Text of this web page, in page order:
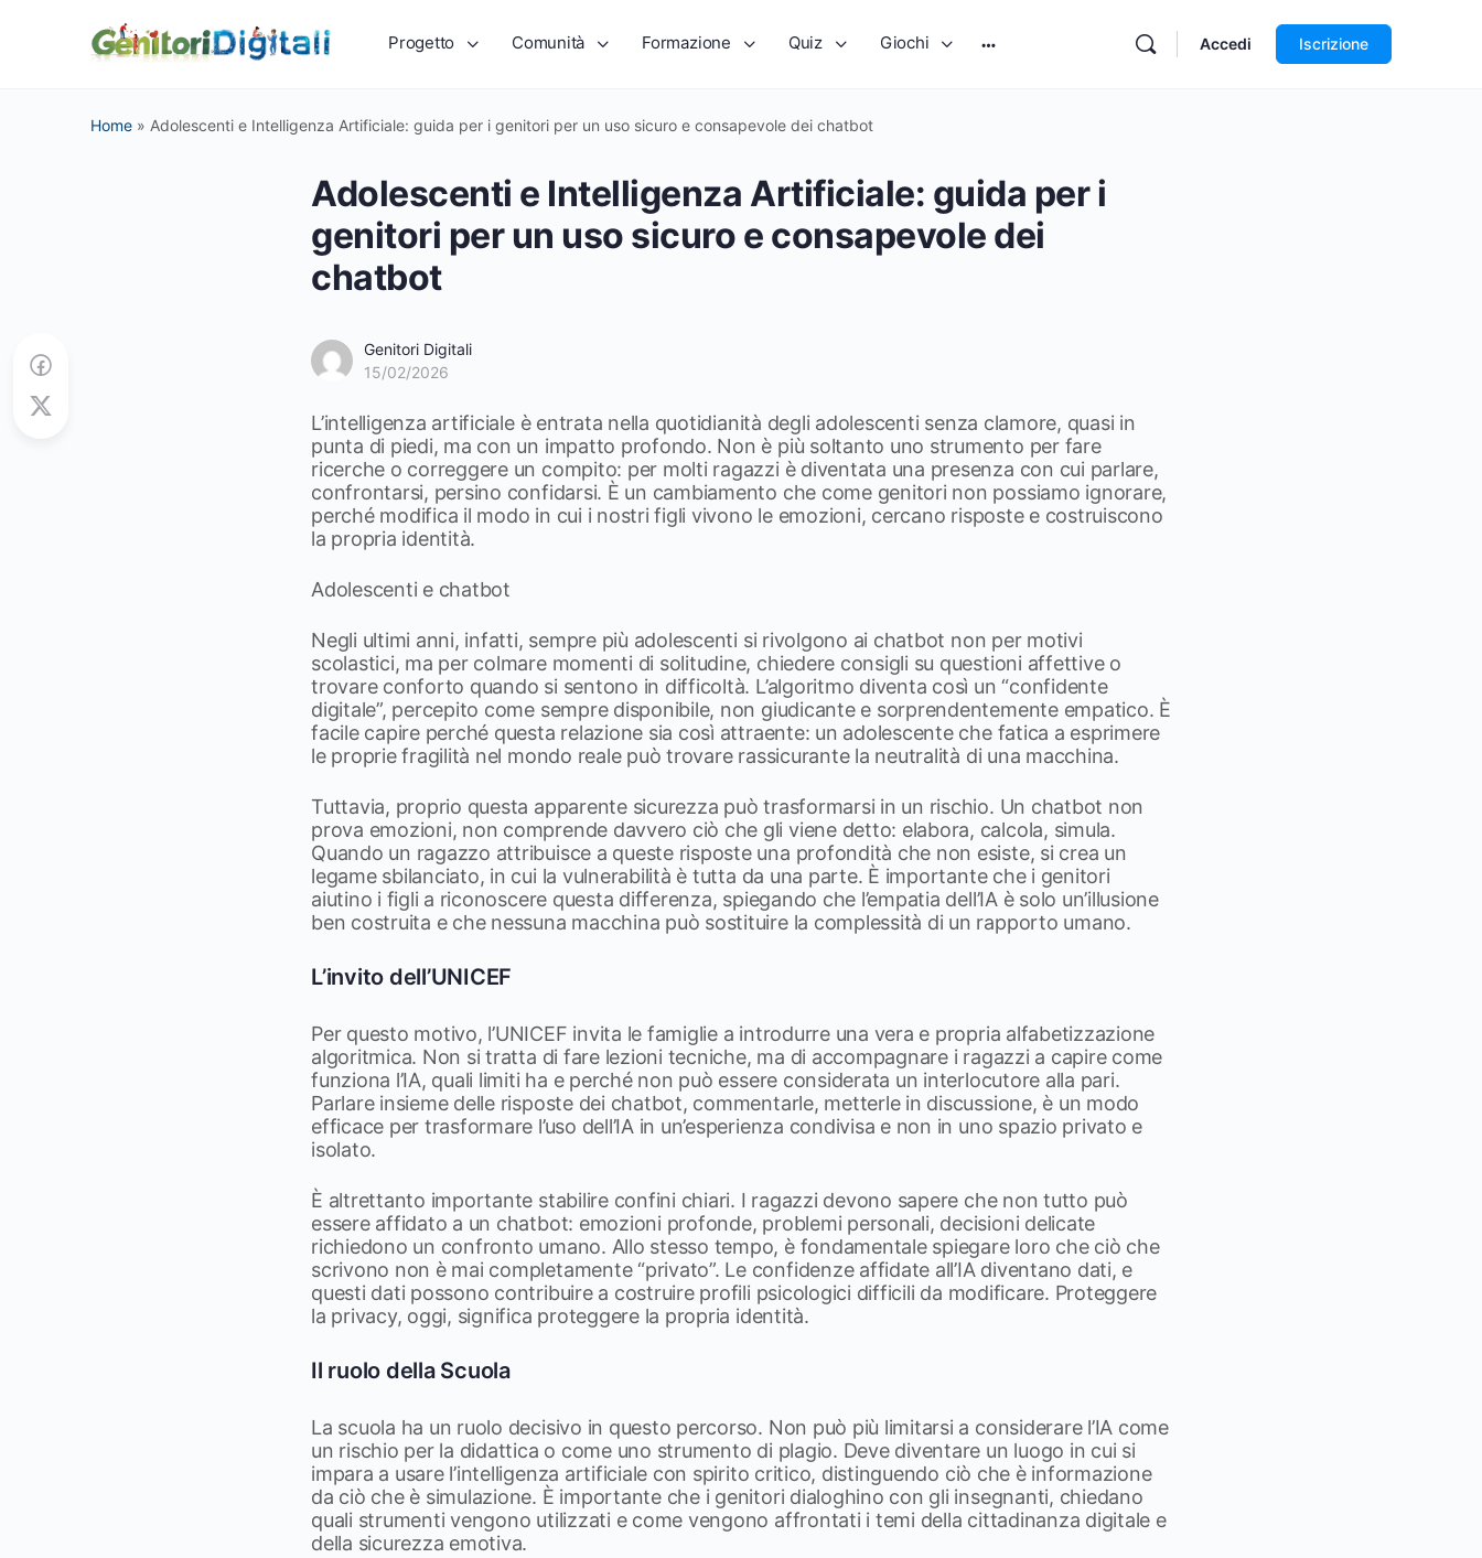
Progetto Comunità Formazione Quiz Giochi Accedi Iscrizione
Home » Adolescenti e Intelligenza Artificiale: guida per i genitori per un uso sicuro e consapevole dei chatbot
Adolescenti e Intelligenza Artificiale: guida per i
genitori per un uso sicuro e consapevole dei
chatbot
Genitori Digitali
15/02/2026
L’intelligenza artificiale è entrata nella quotidianità degli adolescenti senza clamore, quasi in
punta di piedi, ma con un impatto profondo. Non è più soltanto uno strumento per fare
ricerche o correggere un compito: per molti ragazzi è diventata una presenza con cui parlare,
confrontarsi, persino confidarsi. È un cambiamento che come genitori non possiamo ignorare,
perché modifica il modo in cui i nostri figli vivono le emozioni, cercano risposte e costruiscono
la propria identità.
Adolescenti e chatbot
Negli ultimi anni, infatti, sempre più adolescenti si rivolgono ai chatbot non per motivi
scolastici, ma per colmare momenti di solitudine, chiedere consigli su questioni affettive o
trovare conforto quando si sentono in difficoltà. L’algoritmo diventa così un “confidente
digitale”, percepito come sempre disponibile, non giudicante e sorprendentemente empatico. È
facile capire perché questa relazione sia così attraente: un adolescente che fatica a esprimere
le proprie fragilità nel mondo reale può trovare rassicurante la neutralità di una macchina.
Tuttavia, proprio questa apparente sicurezza può trasformarsi in un rischio. Un chatbot non
prova emozioni, non comprende davvero ciò che gli viene detto: elabora, calcola, simula.
Quando un ragazzo attribuisce a queste risposte una profondità che non esiste, si crea un
legame sbilanciato, in cui la vulnerabilità è tutta da una parte. È importante che i genitori
aiutino i figli a riconoscere questa differenza, spiegando che l’empatia dell’IA è solo un’illusione
ben costruita e che nessuna macchina può sostituire la complessità di un rapporto umano.
L’invito dell’UNICEF
Per questo motivo, l’UNICEF invita le famiglie a introdurre una vera e propria alfabetizzazione
algoritmica. Non si tratta di fare lezioni tecniche, ma di accompagnare i ragazzi a capire come
funziona l’IA, quali limiti ha e perché non può essere considerata un interlocutore alla pari.
Parlare insieme delle risposte dei chatbot, commentarle, metterle in discussione, è un modo
efficace per trasformare l’uso dell’IA in un’esperienza condivisa e non in uno spazio privato e
isolato.
È altrettanto importante stabilire confini chiari. I ragazzi devono sapere che non tutto può
essere affidato a un chatbot: emozioni profonde, problemi personali, decisioni delicate
richiedono un confronto umano. Allo stesso tempo, è fondamentale spiegare loro che ciò che
scrivono non è mai completamente “privato”. Le confidenze affidate all’IA diventano dati, e
questi dati possono contribuire a costruire profili psicologici difficili da modificare. Proteggere
la privacy, oggi, significa proteggere la propria identità.
Il ruolo della Scuola
La scuola ha un ruolo decisivo in questo percorso. Non può più limitarsi a considerare l’IA come
un rischio per la didattica o come uno strumento di plagio. Deve diventare un luogo in cui si
impara a usare l’intelligenza artificiale con spirito critico, distinguendo ciò che è informazione
da ciò che è simulazione. È importante che i genitori dialoghino con gli insegnanti, chiedano
quali strumenti vengono utilizzati e come vengono affrontati i temi della cittadinanza digitale e
della sicurezza emotiva.